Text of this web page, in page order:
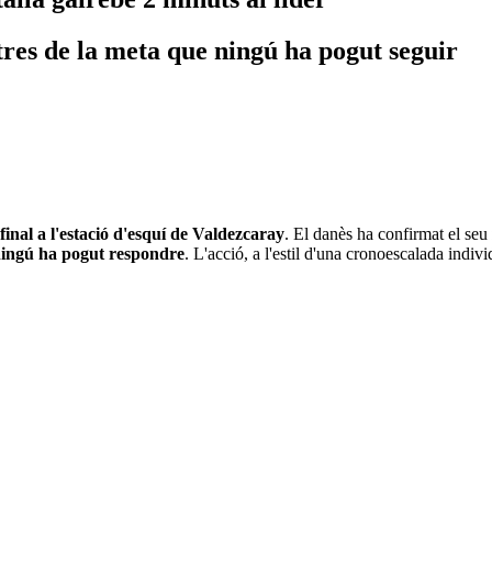
de la meta que ningú ha pogut seguir
final a l'estació d'esquí de Valdezcaray. El danès ha confirmat el
ha pogut respondre. L'acció, a l'estil d'una cronoescalada